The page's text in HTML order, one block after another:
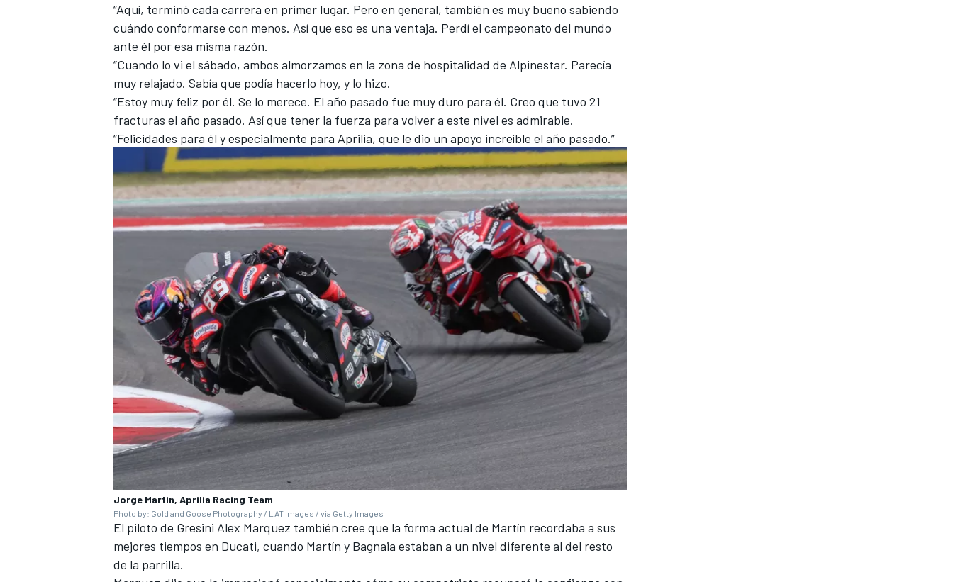
MÁS CATEGORÍAS
“Aquí, terminó cada carrera en primer lugar. Pero en general, también es muy bueno sabiendo
cuándo conformarse con menos. Así que eso es una ventaja. Perdí el campeonato del mundo
ante él por esa misma razón.
“Cuando lo vi el sábado, ambos almorzamos en la zona de hospitalidad de Alpinestar. Parecía
muy relajado. Sabía que podía hacerlo hoy, y lo hizo.
“Estoy muy feliz por él. Se lo merece. El año pasado fue muy duro para él. Creo que tuvo 21
fracturas el año pasado. Así que tener la fuerza para volver a este nivel es admirable.
“Felicidades para él y especialmente para Aprilia, que le dio un apoyo increíble el año pasado.”
Jorge Martin, Aprilia Racing Team
Photo by: Gold and Goose Photography / LAT Images / via Getty Images
El piloto de Gresini Alex Marquez también cree que la forma actual de Martín recordaba a sus
mejores tiempos en Ducati, cuando Martín y Bagnaia estaban a un nivel diferente al del resto
de la parrilla.